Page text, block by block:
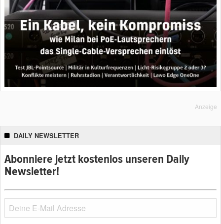
Anzeige
DAILY NEWSLETTER
Abonniere jetzt kostenlos unseren Daily
Newsletter!